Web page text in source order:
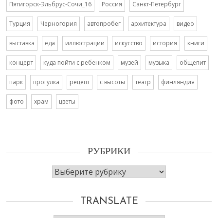
Пятигорск-Эльбрус-Сочи_16 Россия Санкт-Петербург
Турция Черногория автопробег архитектура видео
выставка еда иллюстрации искусство история книги
концерт куда пойти с ребенком музей музыка общепит
парк прогулка рецепт с высоты театр финляндия
фото храм цветы
РУБРИКИ
Рубрики
TRANSLATE